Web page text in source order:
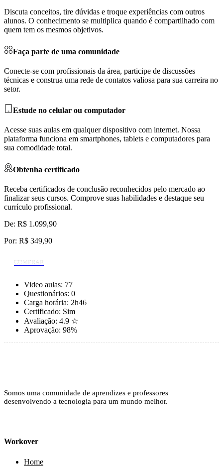
Discuta conceitos, tire dúvidas e troque experiências com outros
alunos. O conhecimento se multiplica quando é compartilhado com
quem tem os mesmos objetivos.
Faça parte de uma comunidade
Conecte-se com profissionais da área, participe de discussões
técnicas e construa uma rede de contatos valiosa para sua carreira no
setor.
Estude no celular ou computador
Acesse suas aulas em qualquer dispositivo com internet. Nossa
plataforma funciona em smartphones, tablets e computadores para
sua comodidade total.
Obtenha certificado
Receba certificados de conclusão reconhecidos pelo mercado ao
finalizar seus cursos. Comprove suas habilidades e destaque seu
currículo profissional.
De: R$ 1.099,90
Por: R$ 349,90
COMPRAR
Video aulas: 77
Questionários: 0
Carga horária: 2h46
Certificado: Sim
Avaliação: 4.9 ☆
Aprovação: 98%
Somos uma comunidade de aprendizes e professores
desenvolvendo a tecnologia para um mundo melhor.
Workover
Home